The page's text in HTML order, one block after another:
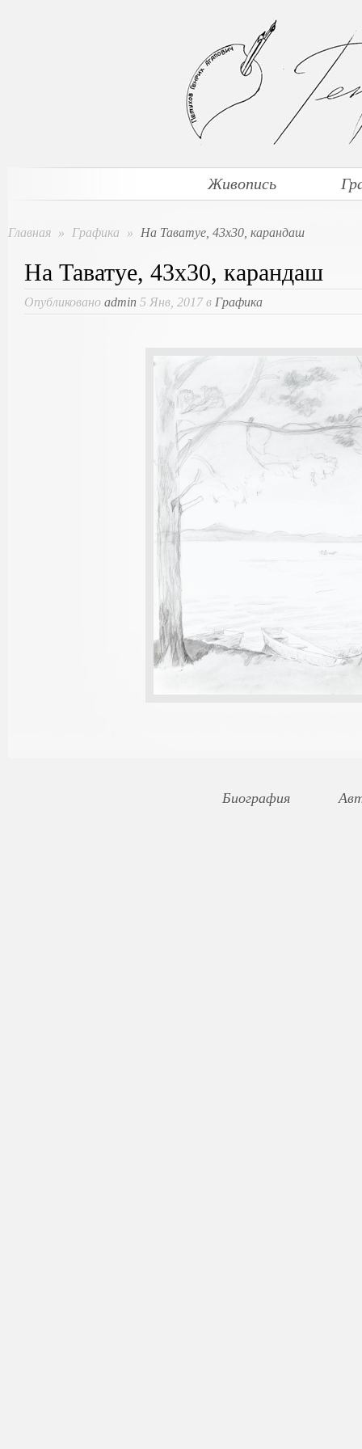
Живопись
Главная » Графика » На Таватуе, 43х30, карандаш
На Таватуе, 43х30, карандаш
Опубликовано admin 5 Янв, 2017 в Графика
Биография